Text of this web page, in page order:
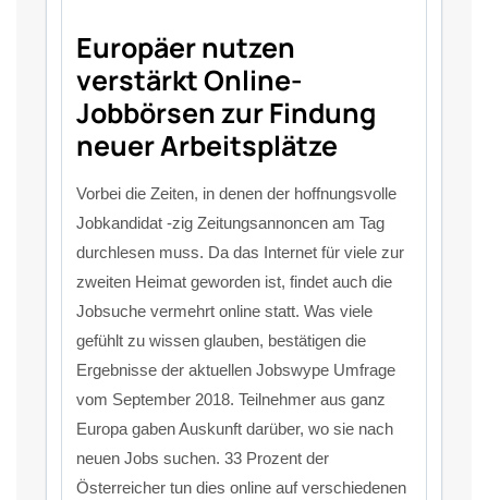
Europäer nutzen
verstärkt Online-
Jobbörsen zur Findung
neuer Arbeitsplätze
Vorbei die Zeiten, in denen der hoffnungsvolle
Jobkandidat -zig Zeitungsannoncen am Tag
durchlesen muss. Da das Internet für viele zur
zweiten Heimat geworden ist, findet auch die
Jobsuche vermehrt online statt. Was viele
gefühlt zu wissen glauben, bestätigen die
Ergebnisse der aktuellen Jobswype Umfrage
vom September 2018. Teilnehmer aus ganz
Europa gaben Auskunft darüber, wo sie nach
neuen Jobs suchen. 33 Prozent der
Österreicher tun dies online auf verschiedenen